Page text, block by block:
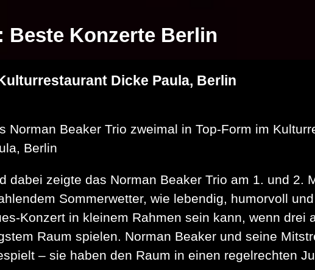
Beste Konzerte Berlin
Dicke Paula, Berlin
Norman Beaker Trio zweimal in Top-Form im
Berlin
dabei zeigte das Norman Beaker Trio am 1. und 2.
Sommerwetter, wie lebendig, humorvoll
in kleinem Rahmen sein kann, wenn drei
Raum spielen. Norman Beaker und seine
– sie haben den Raum in einen regelrechten